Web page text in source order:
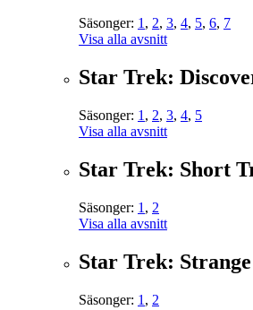
Säsonger: 1 , 2, 3, 4, 5, 6, 7
Visa alla avsnitt
Star Trek:
Säsonger: 1 , 2, 3, 4, 5
Visa alla avsnitt
Star Trek: Short
Säsonger: 1 , 2
Visa alla avsnitt
Star Trek:
Säsonger: 1 , 2